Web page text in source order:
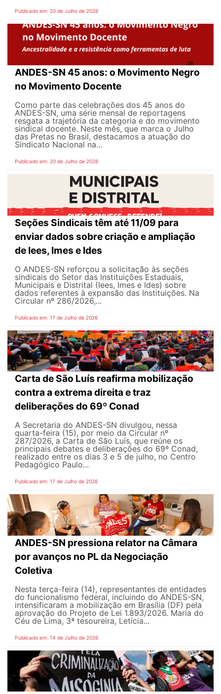
Publicado em: 20 de Julho de 2026
ANDES-SN 45 anos: o Movimento Negro
no Movimento Docente
Como parte das celebrações dos 45 anos do
ANDES-SN, uma série mensal de reportagens
resgata a trajetória da categoria e do movimento
sindical docente. Neste mês, que marca o Julho
das Pretas no Brasil, destacamos a atuação do
Sindicato Nacional na...
Publicado em: 20 de Julho de 2026
Seções Sindicais têm até 11/09 para
enviar dados sobre criação e ampliação
de Iees, Imes e Ides
O ANDES-SN reforçou a solicitação às seções
sindicais do Setor das Instituições Estaduais,
Municipais e Distrital (Iees, Imes e Ides) sobre
dados referentes à expansão das Instituições. Na
Circular nº 286/2026,...
Publicado em: 17 de Julho de 2026
Carta de São Luís reafirma mobilização
contra a extrema direita e traz
deliberações do 69º Conad
A Secretaria do ANDES-SN divulgou, nessa
quarta-feira (15), por meio da Circular nº
287/2026, a Carta de São Luís, que reúne os
principais debates e deliberações do 69º Conad,
realizado entre os dias 3 e 5 de julho, no Centro
Pedagógico Paulo...
Publicado em: 17 de Julho de 2026
ANDES-SN pressiona relator na Câmara
por avanços no PL da Negociação
Coletiva
Nesta terça-feira (14), representantes de entidades
do funcionalismo federal, incluindo do ANDES-SN,
intensificaram a mobilização em Brasília (DF) pela
aprovação do Projeto de Lei 1.893/2026. Maria do
Céu de Lima, 3ª tesoureira, Letícia...
Publicado em: 14 de Julho de 2026